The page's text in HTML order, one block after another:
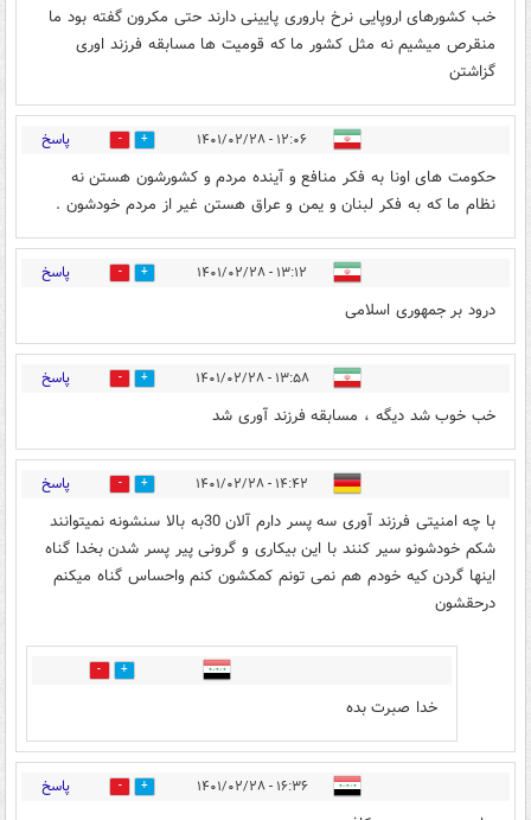
خب کشورهای اروپایی نرخ باروری پایینی دارند حتی مکرون گفته بود ما
منقرص میشیم نه مثل کشور ما که قومیت ها مسابقه فرزند اوری
گزاشتن
۱۲:۰۶ - ۱۴۰۱/۰۲/۲۸ 6 پاسخ
حکومت های اونا به فکر منافع و آینده مردم و کشورشون هستن نه
نظام ما که به فکر لبنان و یمن و عراق هستن غیر از مردم خودشون .
۱۳:۱۲ - ۱۴۰۱/۰۲/۲۸ 2 پاسخ
درود بر جمهوری اسلامی
۱۳:۵۸ - ۱۴۰۱/۰۲/۲۸ 3 پاسخ
خب خوب شد دیگه ، مسابقه فرزند آوری شد
۱۴:۴۲ - ۱۴۰۱/۰۲/۲۸ 6 پاسخ
با چه امنیتی فرزند آوری سه پسر دارم آلان 30به بالا سنشونه نمیتوانند
شکم خودشونو سیر کنند با این بیکاری و گرونی پیر پسر شدن بخدا گناه
اینها گردن کیه خودم هم نمی تونم کمکشون کنم واحساس گناه میکنم
درحقشون
2
خدا صبرت بده
۱۶:۳۶ - ۱۴۰۱/۰۲/۲۸ 1 پاسخ